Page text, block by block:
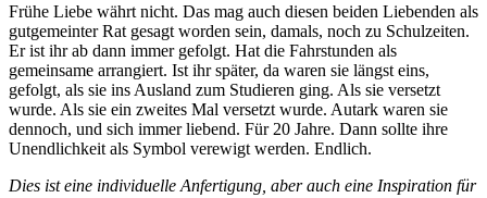
Frühe Liebe währt nicht. Das mag auch diesen beiden Liebenden als
gutgemeinter Rat gesagt worden sein, damals, noch zu Schulzeiten.
Er ist ihr ab dann immer gefolgt. Hat die Fahrstunden als
gemeinsame arrangiert. Ist ihr später, da waren sie längst eins,
gefolgt, als sie ins Ausland zum Studieren ging. Als sie versetzt
wurde. Als sie ein zweites Mal versetzt wurde. Autark waren sie
dennoch, und sich immer liebend. Für 20 Jahre. Dann sollte ihre
Unendlichkeit als Symbol verewigt werden. Endlich.
Dies ist eine individuelle Anfertigung, aber auch eine Inspiration für